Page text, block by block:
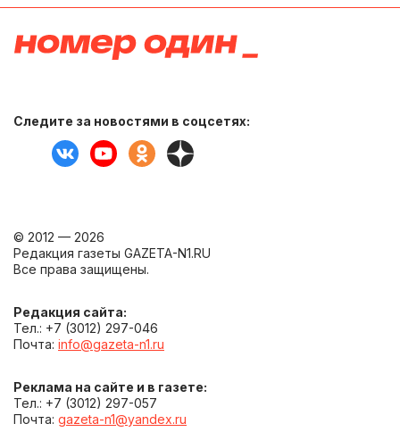
Следите за новостями в соцсетях:
© 2012 — 2026
Редакция газеты GAZETA-N1.RU
Все права защищены.
Редакция сайта:
Тел.: +7 (3012) 297-046
Почта: info@gazeta-n1.ru
Реклама на сайте и в газете:
Тел.: +7 (3012) 297-057
Почта: gazeta-n1@yandex.ru